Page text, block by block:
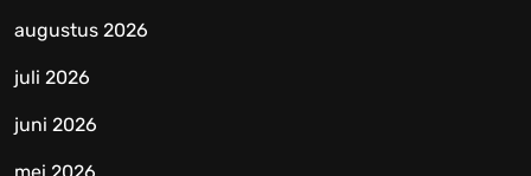
augustus 2026
juli 2026
juni 2026